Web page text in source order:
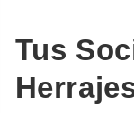
Tus